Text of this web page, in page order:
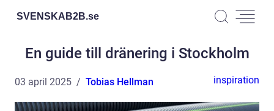
SVENSKAB2B.se
En guide till dränering i Stockholm
03 april 2025 Tobias Hellman inspiration